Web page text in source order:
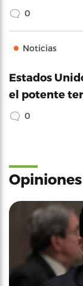
0
Noticias
Estados
el potente
0
Opiniones